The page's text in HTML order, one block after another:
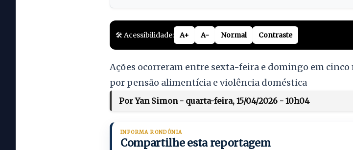
🛠️ Acessibilidade: A+ A- Normal Contraste
Ações ocorreram entre sexta-feira e domingo em
por pensão alimentícia e violência doméstica
Por Yan Simon - quarta-feira, 15/04/2026 - 10h04
INFORMA RONDÔNIA
Compartilhe esta reportagem